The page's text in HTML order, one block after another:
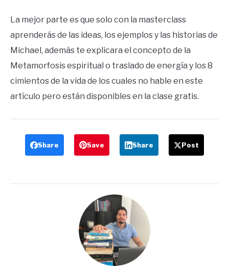
La mejor parte es que solo con la masterclass
aprenderás de las ideas, los ejemplos y las historias de
Michael, además te explicara el concepto de la
Metamorfosis espiritual o traslado de energía y los 8
cimientos de la vida de los cuales no hable en este
artículo pero están disponibles en la clase gratis.
Share Save Share Post